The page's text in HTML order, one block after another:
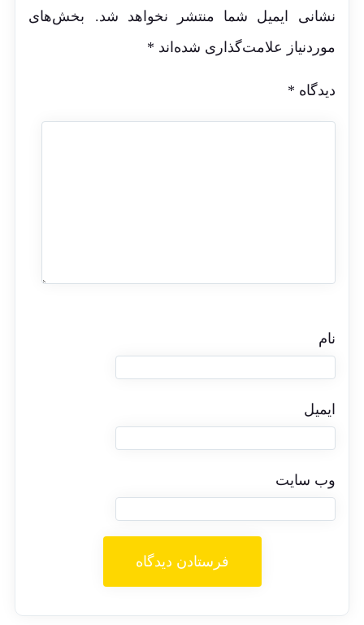
نشانی ایمیل شما منتشر نخواهد شد.
بخش‌های
موردنیاز علامت‌گذاری شده‌اند *
دیدگاه *
نام
ایمیل
وب‌ سایت